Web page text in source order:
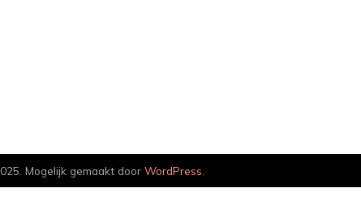
Mogelijk gemaakt door WordPress